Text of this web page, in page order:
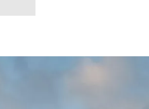
pour vous en